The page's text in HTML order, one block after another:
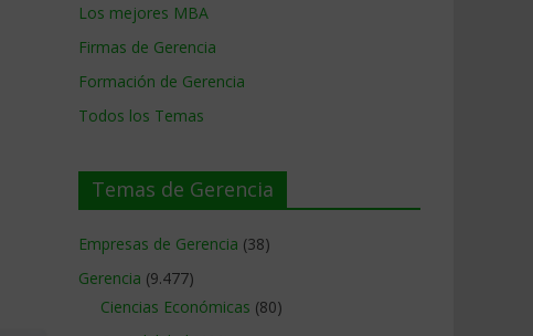
Los mejores MBA
Firmas de Gerencia
Formación de Gerencia
Todos los Temas
Temas de Gerencia
Empresas de Gerencia (38)
Gerencia (9.477)
Ciencias Económicas (80)